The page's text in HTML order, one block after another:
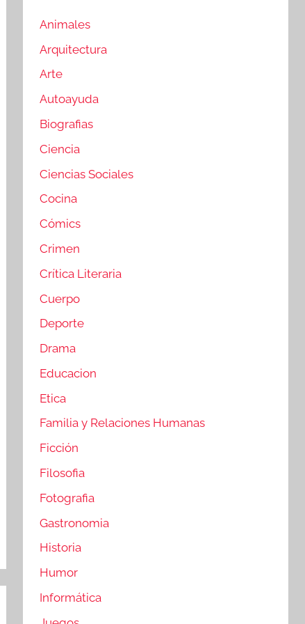
Animales
Arquitectura
Arte
Autoayuda
Biografias
Ciencia
Ciencias Sociales
Cocina
Cómics
Crimen
Crítica Literaria
Cuerpo
Deporte
Drama
Educacion
Etica
Familia y Relaciones Humanas
Ficción
Filosofia
Fotografia
Gastronomia
Historia
Humor
Informática